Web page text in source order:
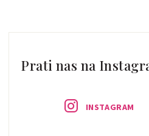
Prati nas na
INSTAGRAM